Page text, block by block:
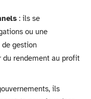
: ils se
ou une
de gestion
rendement au profit
ils